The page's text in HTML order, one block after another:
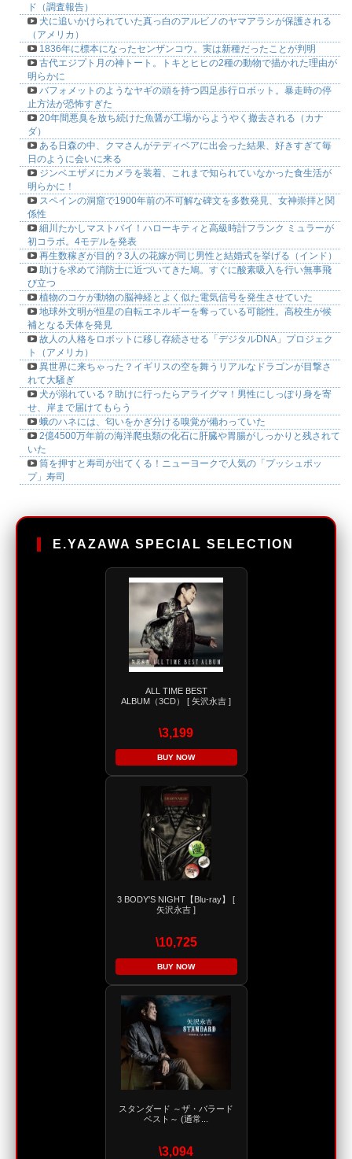
ド（調査報告）
犬に追いかけられていた真っ白のアルビノのヤマアラシが保護される
（アメリカ）
1836年に標本になったセンザンコウ。実は新種だったことが判明
古代エジプト月の神トート。トキとヒヒの2種の動物で描かれた理由が
明らかに
バフォメットのようなヤギの頭を持つ四足歩行ロボット。暴走時の停
止方法が恐怖すぎた
20年間悪臭を放ち続けた魚醤が工場からようやく撤去される（カナ
ダ）
ある日森の中、クマさんがテディベアに出会った結果、好きすぎて毎
日のように会いに来る
ジンベエザメにカメラを装着、これまで知られていなかった食生活が
明らかに！
スペインの洞窟で1900年前の不可解な碑文を多数発見、女神崇拝と関
係性
細川たかしマストバイ！ハローキティと高級時計フランク ミュラーが
初コラボ。4モデルを発表
再生数稼ぎが目的？3人の花嫁が同じ男性と結婚式を挙げる（インド）
助けを求めて消防士に近づいてきた鳩。すぐに酸素吸入を行い無事飛
び立つ
植物のコケが動物の脳神経とよく似た電気信号を発生させていた
地球外文明が恒星の自転エネルギーを奪っている可能性。高校生が候
補となる天体を発見
故人の人格をロボットに移し存続させる「デジタルDNA」プロジェク
ト（アメリカ）
異世界に来ちゃった？イギリスの空を舞うリアルなドラゴンが目撃さ
れて大騒ぎ
犬が溺れている？助けに行ったらアライグマ！男性にしっぽり身を寄
せ、岸まで届けてもらう
蛾のハネには、匂いをかぎ分ける嗅覚が備わっていた
2億4500万年前の海洋爬虫類の化石に肝臓や胃腸がしっかりと残されて
いた
筒を押すと寿司が出てくる！ニューヨークで人気の「プッシュポッ
プ」寿司
E.YAZAWA SPECIAL SELECTION
ALL TIME BEST
ALBUM（3CD） [ 矢沢永吉 ]
\3,199
BUY NOW
3 BODY'S NIGHT【Blu-ray】 [
矢沢永吉 ]
\10,725
BUY NOW
スタンダード ～ザ・バラード
ベスト～ (通常...
\3,094